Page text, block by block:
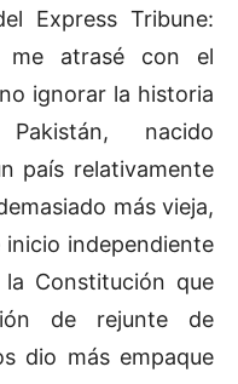
Express Tribune:
me atrasé con el
ignorar la historia
nacido
país relativamente
más vieja,
independiente
Constitución que
de rejunte de
dio más empaque